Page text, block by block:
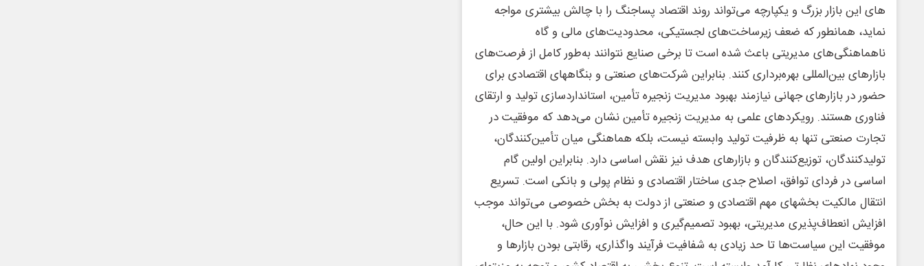
های این بازار بزرگ و یکپارچه می‌تواند روند اقتصاد پساجنگ را با چالش بیشتری مواجه
نماید، همانطور که ضعف زیرساخت‌های لجستیکی، محدودیت‌های مالی و گاه
ناهماهنگی‌های مدیریتی باعث شده است تا برخی صنایع نتوانند به‌طور کامل از فرصت‌های
بازارهای بین‌المللی بهره‌برداری کنند. بنابراین شرکت‌های صنعتی و بنگاههای اقتصادی برای
حضور در بازارهای جهانی نیازمند بهبود مدیریت زنجیره تأمین، استانداردسازی تولید و ارتقای
فناوری هستند. رویکردهای علمی ‌به مدیریت زنجیره تأمین نشان می‌دهد که موفقیت در
تجارت صنعتی تنها به ظرفیت تولید وابسته نیست، بلکه هماهنگی میان تأمین‌کنندگان،
تولیدکنندگان، توزیع‌کنندگان و بازارهای هدف نیز نقش اساسی دارد. بنابراین اولین گام
اساسی در فردای توافق، اصلاح جدی ساختار اقتصادی و نظام پولی و بانکی است. تسریع
انتقال مالکیت بخشهای مهم اقتصادی و صنعتی از دولت به بخش خصوصی می‌تواند موجب
افزایش انعطاف‌پذیری مدیریتی، بهبود تصمیم‌گیری و افزایش نوآوری شود. با این حال،
موفقیت این سیاست‌ها تا حد زیادی به شفافیت فرآیند واگذاری، رقابتی بودن بازارها و